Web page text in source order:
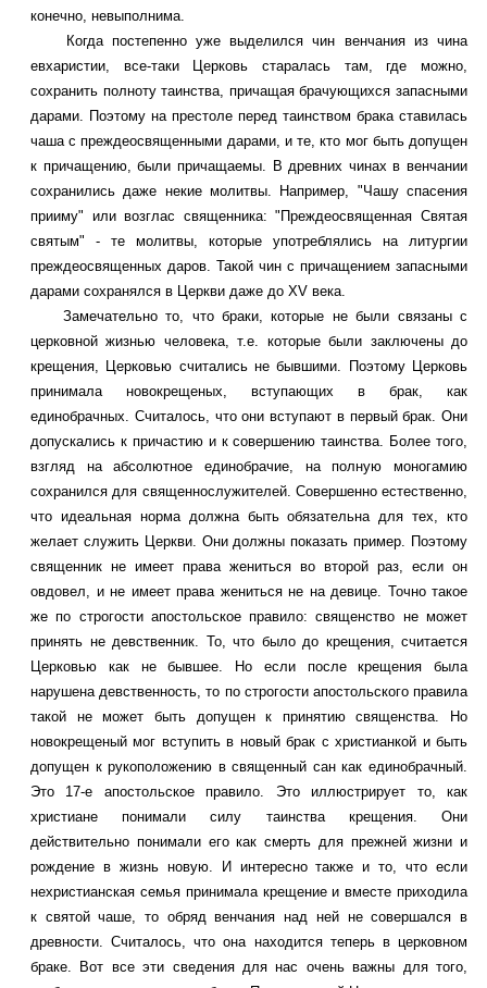
конечно, невыполнима.
Когда постепенно уже выделился чин венчания из чина
евхаристии, все-таки Церковь старалась там, где можно,
сохранить полноту таинства, причащая брачующихся запасными
дарами. Поэтому на престоле перед таинством брака ставилась
чаша с преждеосвященными дарами, и те, кто мог быть допущен
к причащению, были причащаемы. В древних чинах в венчании
сохранились даже некие молитвы. Например, "Чашу спасения
прииму" или возглас священника: "Преждеосвященная Святая
святым" - те молитвы, которые употреблялись на литургии
преждеосвященных даров. Такой чин с причащением запасными
дарами сохранялся в Церкви даже до XV века.
Замечательно то, что браки, которые не были связаны с
церковной жизнью человека, т.е. которые были заключены до
крещения, Церковью считались не бывшими. Поэтому Церковь
принимала новокрещеных, вступающих в брак, как
единобрачных. Считалось, что они вступают в первый брак. Они
допускались к причастию и к совершению таинства. Более того,
взгляд на абсолютное единобрачие, на полную моногамию
сохранился для священнослужителей. Совершенно естественно,
что идеальная норма должна быть обязательна для тех, кто
желает служить Церкви. Они должны показать пример. Поэтому
священник не имеет права жениться во второй раз, если он
овдовел, и не имеет права жениться не на девице. Точно такое
же по строгости апостольское правило: священство не может
принять не девственник. То, что было до крещения, считается
Церковью как не бывшее. Но если после крещения была
нарушена девственность, то по строгости апостольского правила
такой не может быть допущен к принятию священства. Но
новокрещеный мог вступить в новый брак с христианкой и быть
допущен к рукоположению в священный сан как единобрачный.
Это 17-е апостольское правило. Это иллюстрирует то, как
христиане понимали силу таинства крещения. Они
действительно понимали его как смерть для прежней жизни и
рождение в жизнь новую. И интересно также и то, что если
нехристианская семья принимала крещение и вместе приходила
к святой чаше, то обряд венчания над ней не совершался в
древности. Считалось, что она находится теперь в церковном
браке. Вот все эти сведения для нас очень важны для того,